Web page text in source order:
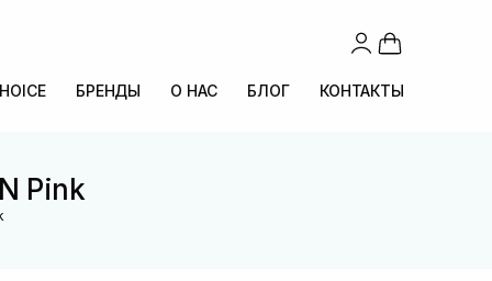
БРЕНДЫ О НАС БЛОГ КОНТАКТЫ
Pink